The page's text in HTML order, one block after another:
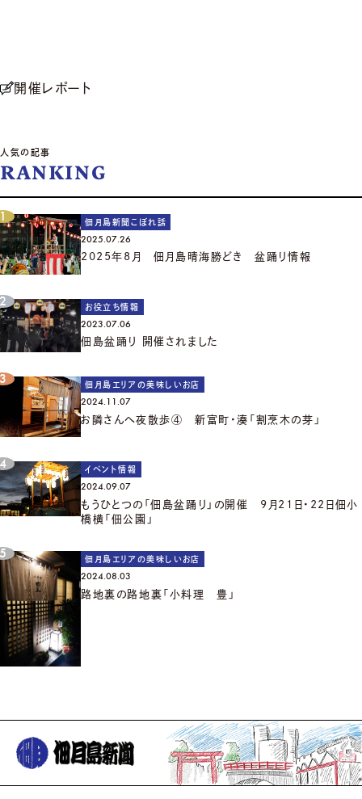
開催レポート
人気の記事
RANKING
佃月島新聞こぼれ話
2025.07.26
2025年8月 佃月島晴海勝どき 盆踊り情報
お役立ち情報
2023.07.06
佃島盆踊り 開催されました
佃月島エリアの美味しいお店
2024.11.07
お隣さんへ夜散歩④ 新富町・湊「割烹木の芽」
イベント情報
2024.09.07
もうひとつの「佃島盆踊り」の開催 9月21日・22日佃小
橋横「佃公園」
佃月島エリアの美味しいお店
2024.08.03
路地裏の路地裏「小料理 豊」